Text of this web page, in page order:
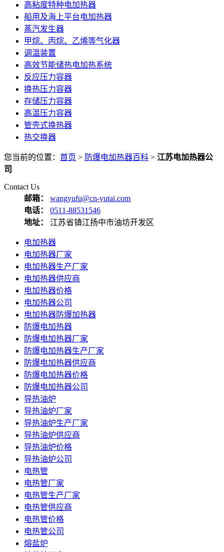
高粘度特种电加热器
船用及海上平台电加热器
蒸汽发生器
甲烷、丙烷、乙烯等气化器
调温装置
高效节能储热电加热系统
反应压力容器
换热压力容器
存储压力容器
高温压力容器
管壳式换热器
热交换器
您当前的位置： 首页 > 防爆电加热器百科 > 江苏电加热器公
司
Contact Us
邮箱：
wangyufu@cn-yutai.com
电话：
0511-88531546
地址：
江苏省镇江扬中市油坊开发区
电加热器
电加热器厂家
电加热器生产厂家
电加热器供应商
电加热器价格
电加热器公司
电加热器防爆加热器
防爆电加热器
防爆电加热器厂家
防爆电加热器生产厂家
防爆电加热器供应商
防爆电加热器价格
防爆电加热器公司
导热油炉
导热油炉厂家
导热油炉生产厂家
导热油炉供应商
导热油炉价格
导热油炉公司
电热管
电热管厂家
电热管生产厂家
电热管供应商
电热管价格
电热管公司
熔盐炉